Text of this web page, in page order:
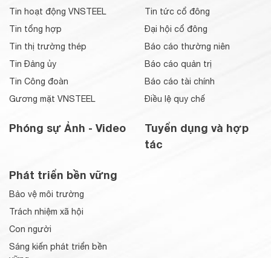
Tin hoạt động VNSTEEL
Tin tổng hợp
Tin thị trường thép
Tin Đảng ủy
Tin Công đoàn
Gương mặt VNSTEEL
Phóng sự Ảnh - Video
Tin tức cổ đông
Đại hội cổ đông
Báo cáo thường niên
Báo cáo quản trị
Báo cáo tài chính
Điều lệ quy chế
Tuyển dụng và hợp
tác
Phát triển bền vững
Bảo vệ môi trường
Trách nhiệm xã hội
Con người
Sáng kiến phát triển bền